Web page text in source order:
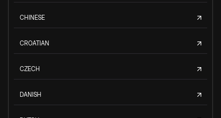
CHINESE
CROATIAN
CZECH
DANISH